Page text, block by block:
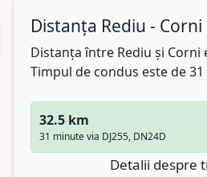
Distanța Rediu - Corni
Distanța între Rediu și Corni
Timpul de condus este de
32.5 km
31 minute via DJ255, DN24D
Detalii despre